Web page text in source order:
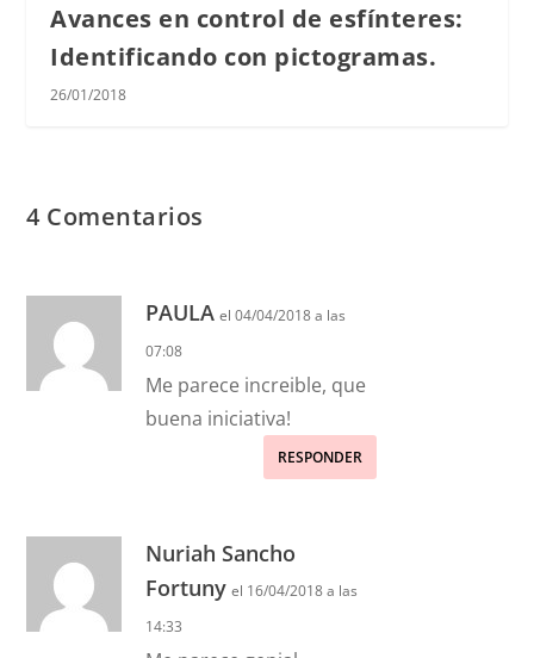
Avances en control de esfínteres:
Identificando con pictogramas.
26/01/2018
4 Comentarios
PAULA el 04/04/2018 a las
07:08
Me parece increible, que
buena iniciativa!
RESPONDER
Nuriah Sancho
Fortuny el 16/04/2018 a las
14:33